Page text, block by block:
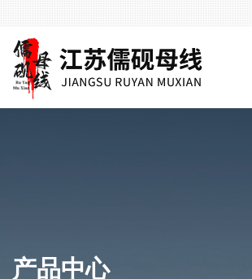
产品中心